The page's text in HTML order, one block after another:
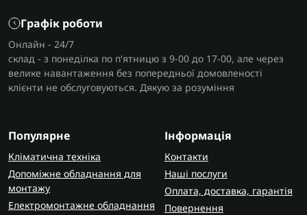
Графік роботи
Онлайн - 24/7
склад - з понеділка по п'ятницю з 9-00 до 17-00, але через
велике навантаження без попередньої домовленості
клієнти не обслуговуються. Дякую за розуміння
Популярне
Кліматична техніка
Допоміжне обладнання для
монтажу
Електромонтажне обладнання
Інформація
Контакти
Наші послуги
Оплата, доставка, гарантія
Повернення